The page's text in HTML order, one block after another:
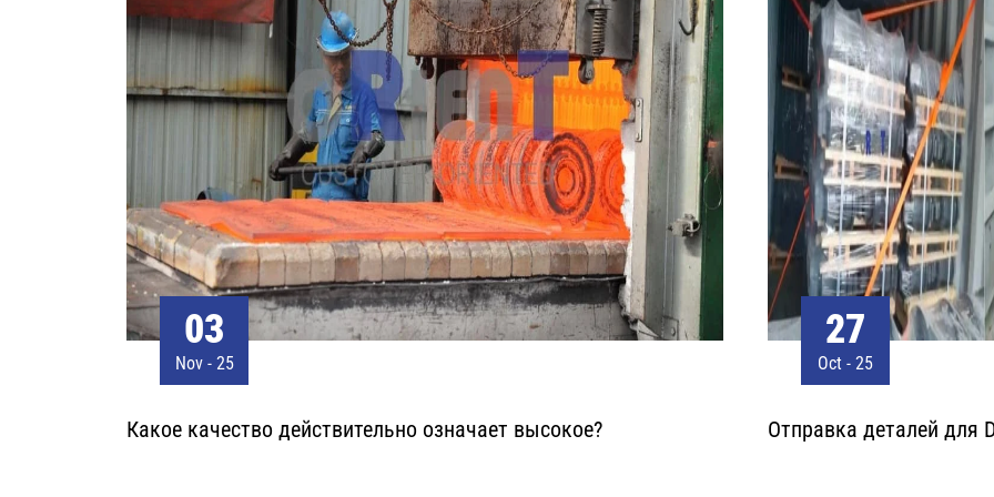
27
Oct - 25
Отправка деталей для Doosan DX480
13
Oct - 25
Отправка экскаватора